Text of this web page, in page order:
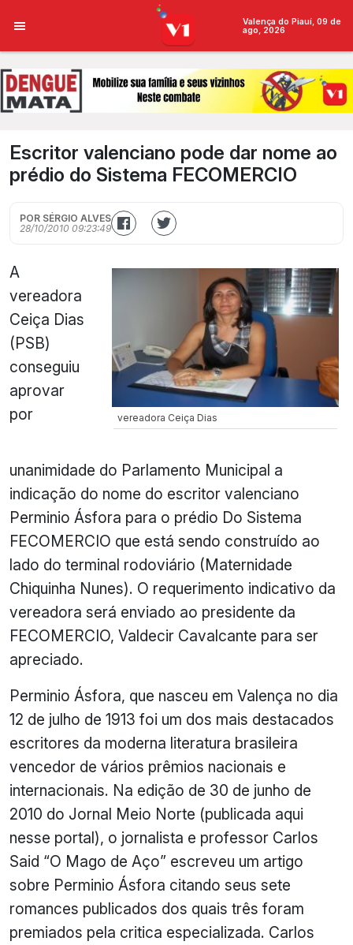
Valença do Piauí, 09 de
ago, 2026
Escritor valenciano pode dar nome ao
prédio do Sistema FECOMERCIO
POR SÉRGIO ALVES
28/10/2010 09:23:49
vereadora Ceiça Dias
A
vereadora
Ceiça Dias
(PSB)
conseguiu
aprovar
por
unanimidade do Parlamento Municipal a
indicação do nome do escritor valenciano
Perminio Ásfora para o prédio Do Sistema
FECOMERCIO que está sendo construído ao
lado do terminal rodoviário (Maternidade
Chiquinha Nunes). O requerimento indicativo da
vereadora será enviado ao presidente da
FECOMERCIO, Valdecir Cavalcante para ser
apreciado.
Perminio Ásfora, que nasceu em Valença no dia
12 de julho de 1913 foi um dos mais destacados
escritores da moderna literatura brasileira
vencedor de vários prêmios nacionais e
internacionais. Na edição de 30 de junho de
2010 do Jornal Meio Norte (publicada aqui
nesse portal), o jornalista e professor Carlos
Said “O Mago de Aço” escreveu um artigo
sobre Perminio Ásfora citando seus sete
romances publicados dos quais três foram
premiados pela critica especializada. Carlos